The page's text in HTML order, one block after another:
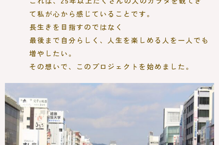
て私が心から感じていることです。
長生きを目指すのではなく
最後まで自分らしく、人生を楽しめる人を一人でも
増やしたい。
その想いで、このプロジェクトを始めました。